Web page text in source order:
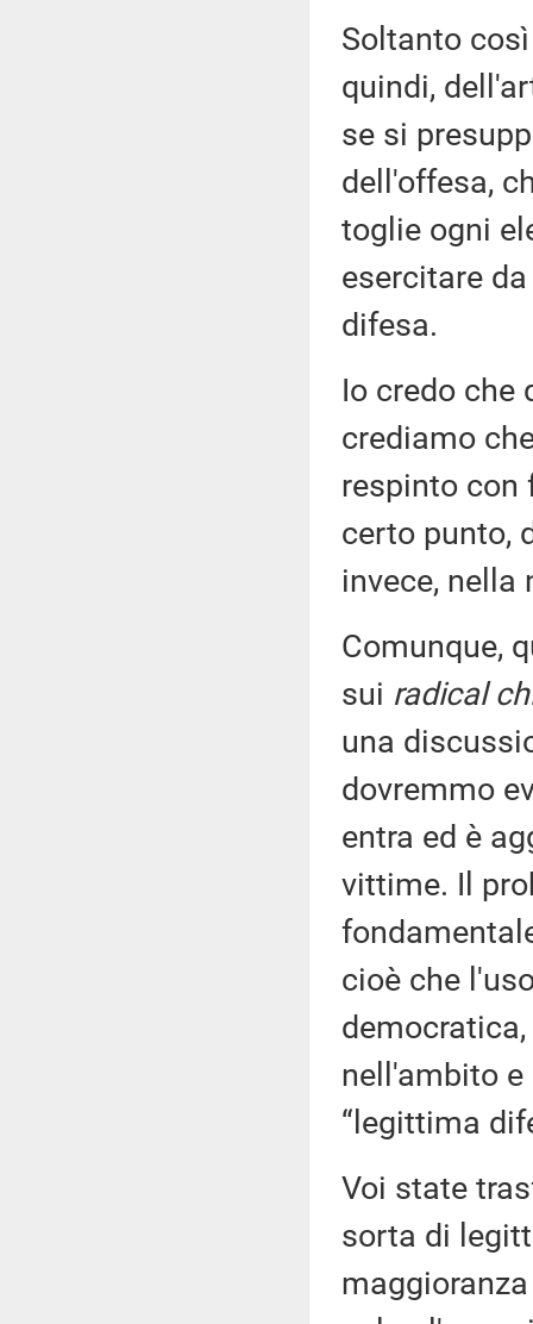
Soltanto
quindi,
se si
dell'offesa,
toglie ogni
esercitare
difesa.
Io credo che
crediamo
respinto con
certo punto,
invece,
Comunque,
sui radical
una
dovremmo
entra ed è
vittime. Il
cioè che
nell'ambito
“legittima
Voi state
sorta di